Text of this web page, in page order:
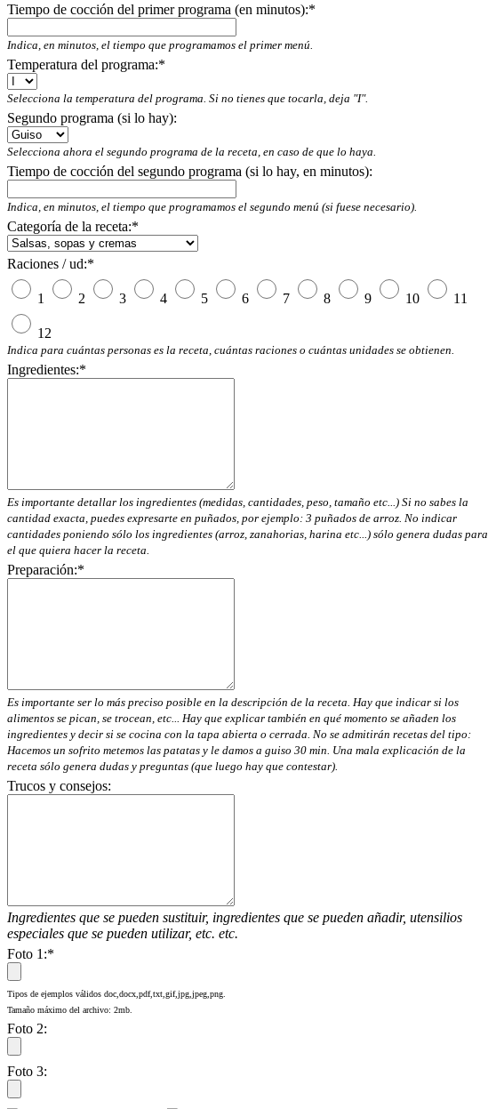
Tiempo de cocción del primer programa (en minutos):*
Indica, en minutos, el tiempo que programamos el primer menú.
Temperatura del programa:*
Selecciona la temperatura del programa. Si no tienes que tocarla, deja "I".
Segundo programa (si lo hay):
Selecciona ahora el segundo programa de la receta, en caso de que lo haya.
Tiempo de cocción del segundo programa (si lo hay, en minutos):
Indica, en minutos, el tiempo que programamos el segundo menú (si fuese necesario).
Categoría de la receta:*
Raciones / ud:*
1 2 3 4 5 6 7 8 9 10 11
12
Indica para cuántas personas es la receta, cuántas raciones o cuántas unidades se obtienen.
Ingredientes:*
Es importante detallar los ingredientes (medidas, cantidades, peso, tamaño etc...) Si no sabes la
cantidad exacta, puedes expresarte en puñados, por ejemplo: 3 puñados de arroz. No indicar
cantidades poniendo sólo los ingredientes (arroz, zanahorias, harina etc...) sólo genera dudas para
el que quiera hacer la receta.
Preparación:*
Es importante ser lo más preciso posible en la descripción de la receta. Hay que indicar si los
alimentos se pican, se trocean, etc... Hay que explicar también en qué momento se añaden los
ingredientes y decir si se cocina con la tapa abierta o cerrada. No se admitirán recetas del tipo:
Hacemos un sofrito metemos las patatas y le damos a guiso 30 min. Una mala explicación de la
receta sólo genera dudas y preguntas (que luego hay que contestar).
Trucos y consejos:
Ingredientes que se pueden sustituir, ingredientes que se pueden añadir, utensilios
especiales que se pueden utilizar, etc. etc.
Foto 1:*
Tipos de ejemplos válidos doc,docx,pdf,txt,gif,jpg,jpeg,png.
Tamaño máximo del archivo: 2mb.
Foto 2:
Foto 3: